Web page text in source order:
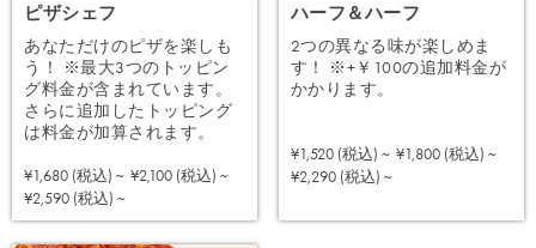
ピザシェフ
あなただけのピザを楽しも
う！ ※最大3つのトッピン
グ料金が含まれています。
さらに追加したトッピング
は料金が加算されます。
¥1,680 (税込) ~ ¥2,100 (税込) ~
¥2,590 (税込) ~
ハーフ＆ハーフ
2つの異なる味が楽しめま
す！ ※+￥100の追加料金が
かかります。
¥1,520 (税込) ~ ¥1,800 (税込) ~
¥2,290 (税込) ~